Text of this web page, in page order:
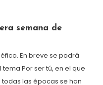
semana de
En breve se podrá
Por ser tú, en el que
las épocas se han